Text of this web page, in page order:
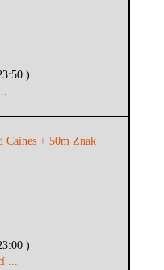
)
Caines + 50m Znak
)
...